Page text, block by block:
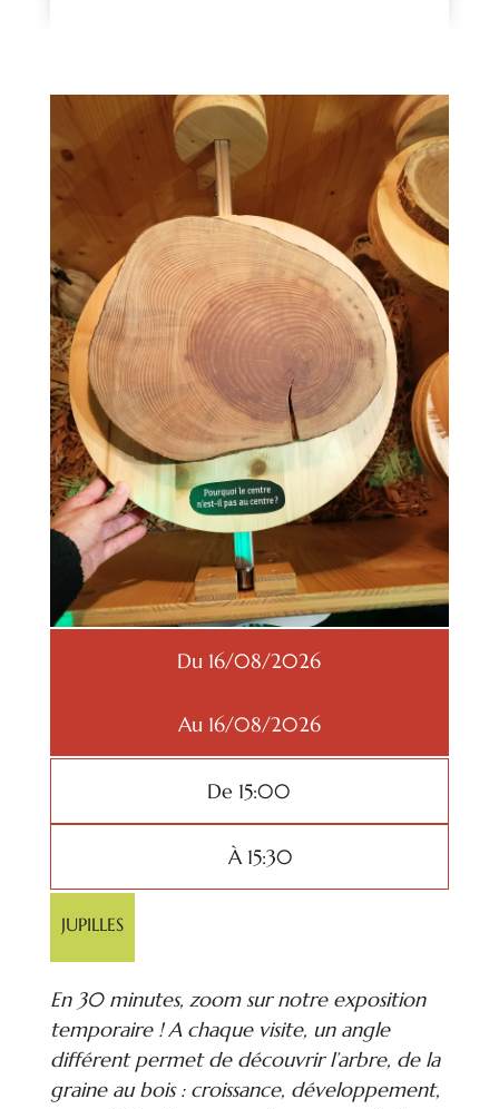
Du 16/08/2026
Au 16/08/2026
De 15:00
À 15:30
JUPILLES
En 30 minutes, zoom sur notre exposition
temporaire ! A chaque visite, un angle
différent permet de découvrir l’arbre, de la
graine au bois : croissance, développement,